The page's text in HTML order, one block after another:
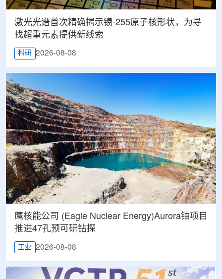
激光光谱首次精确揭示镄-255原子核形状，为寻
找超重元素提供新线索
科研 2026-08-08
鹰核能公司 (Eagle Nuclear Energy)Aurora铀项目
推进47孔预可研钻探
工业 2026-08-08